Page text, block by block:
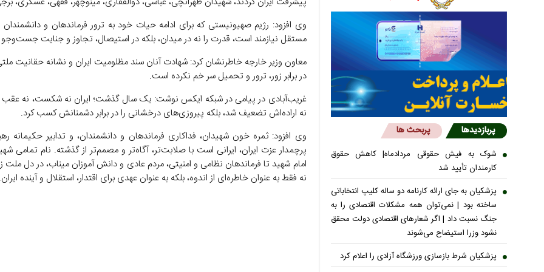
وی افزود: رژیم صهیونیستی که برای ادامه حیات خود به ترور فرماندهان و
مستقل نیازمند است، قدرت را نه در میدان، بلکه در استیصال، تجاوز و جنایت
معاون وزیر خارجه خاطرنشان کرد: شهادت آنان سند مظلومیت ایران و نشانه حقانیت
در برابر زور، ترور و تحمیل سر خم نکرده است.
غریب‌آبادی در پیامی در شبکه ایکس نوشت: یک سال گذشت؛ ایران نه شکست، نه
نه اراده‌اش تضعیف شد، بلکه پیروزی‌های درخشانی را در برابر دشمنانش کسب کرد.
وی افزود: ثمره خون شهیدان، فداکاری فرماندهان و دانشمندان، و تدابیر حکیمانه
پرچمدار عزت ایران، ایرانی است با صلابت‌تر، آگاه‌تر و مصمم‌تر از گذشته. نام تمامی
امام شهید تا فرماندهان نظامی و امنیتی، مردم عادی و دانش آموزان میناب، در دل ملت
نه فقط به عنوان خاطره‌ای از اندوه، بلکه به عنوان عهدی برای اقتدار، استقلال و آینده
پربازدیدها پربحث ها
شوک به فیش حقوقی مردادماه| کاهش حقوق
کارمندان تأیید شد
پزشکیان به جای ارائه کارنامه دو ساله کلیپ انتخاباتی
ساخته بود | نمی‌توان همه مشکلات اقتصادی را به
جنگ نسبت داد | اگر شعار‌های اقتصادی دولت محقق
نشود وزرا استیضاح می‌شوند
پزشکیان شرط بازسازی ورزشگاه آزادی را اعلام کرد